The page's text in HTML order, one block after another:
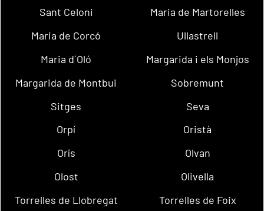
Sant Celoni
Maria de Martorelles
Maria de Corcó
Ullastrell
Maria d´Oló
Margarida i els Monjos
Margarida de Montbui
Sobremunt
Sitges
Seva
Orpí
Oristà
Orís
Olvan
Olost
Olivella
Torrelles de Llobregat
Torrelles de Foix